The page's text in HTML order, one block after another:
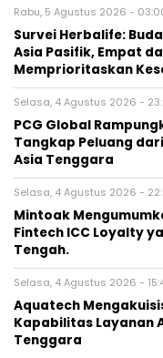
Rabu, 5 Agustus 2026 -
Survei Herbalife:
Asia Pasifik, Empat
Memprioritaskan
Selasa, 4 Agustus 2026 -
PCG Global
Tangkap Peluang
Asia Tenggara
Selasa, 4 Agustus 2026 -
Mintoak
Fintech ICC Loyalty
Tengah.
Selasa, 4 Agustus 2026 -
Aquatech
Kapabilitas Layanan
Tenggara